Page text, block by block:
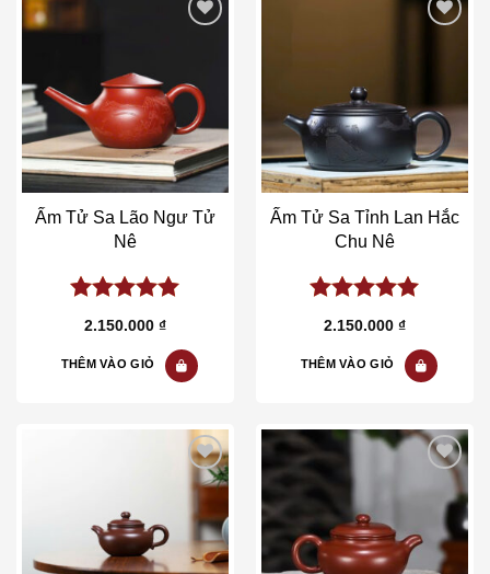
Ấm Tử Sa Lão Ngư Tử
Nê
5.00out of
2.150.000 ₫
THÊM VÀO GIỎ
Ấm Tử Sa Tỉnh Lan Hắc
Chu Nê
5.00out of
2.150.000 ₫
THÊM VÀO GIỎ
Add to wishlist Add to wishlist